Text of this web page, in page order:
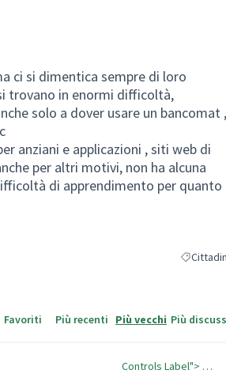
ci si dimentica sempre di loro
trovano in enormi difficoltà,
solo a dover usare un bancomat ,
anziani e applicazioni , siti web di
per altri motivi, non ha alcuna
di apprendimento per quanto
Filtra i
Favoriti Più recenti Più vecchi Più
Controls Label"> …